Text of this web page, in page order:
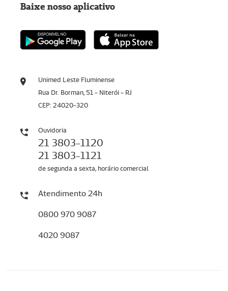
Unimed Leste Fluminense
Rua Dr. Borman, 51 - Niterói - RJ
CEP: 24020-320
Ouvidoria
21 3803-1120
21 3803-1121
de segunda a sexta, horário comercial
Atendimento 24h
0800 970 9087
4020 9087
Baixe nosso aplicativo